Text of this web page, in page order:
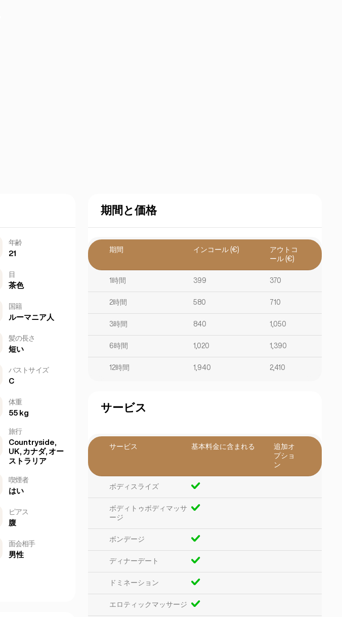
年齢
21
目
茶色
国籍
ルーマニア人
髪の長さ
短い
バストサイズ
C
体重
55 kg
旅行
Countryside,
UK, カナダ, オー
ストラリア
喫煙者
はい
ピアス
腹
面会相手
男性
期間と価格
期間 インコール (€)
アウトコ
ール (€)
1時間 399 370
2時間 580 710
3時間 840 1,050
6時間 1,020 1,390
12時間 1,940 2,410
サービス
サービス 基本料金に含まれる
追加オ
プショ
ン
ボディスライズ
ボディトゥボディマッサ
ージ
ボンデージ
ディナーデート
ドミネーション
エロティックマッサージ